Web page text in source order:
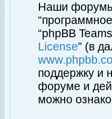
Наши форумы
“phpBB
License” (в
поддержку и
форуме и
можно